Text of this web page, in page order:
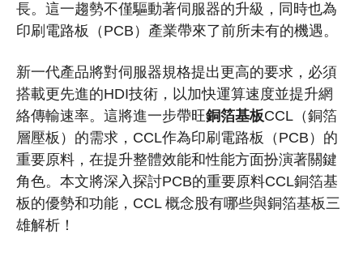
長。這一趨勢不僅驅動著伺服器的升級，同時也為
印刷電路板（PCB）產業帶來了前所未有的機遇。
新一代產品將對伺服器規格提出更高的要求，必須
搭載更先進的HDI技術，以加快運算速度並提升網
絡傳輸速率。這將進一步帶旺銅箔基板CCL（銅箔
層壓板）的需求，CCL作為印刷電路板（PCB）的
重要原料，在提升整體效能和性能方面扮演著關鍵
角色。本文將深入探討PCB的重要原料CCL銅箔基
板的優勢和功能，CCL 概念股有哪些與銅箔基板三
雄解析！